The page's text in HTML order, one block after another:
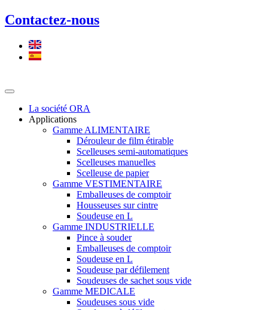
Contactez-nous
La société ORA
Applications
Gamme ALIMENTAIRE
Dérouleur de film étirable
Scelleuses semi-automatiques
Scelleuses manuelles
Scelleuse de papier
Gamme VESTIMENTAIRE
Emballeuses de comptoir
Housseuses sur cintre
Soudeuse en L
Gamme INDUSTRIELLE
Pince à souder
Emballeuses de comptoir
Soudeuse en L
Soudeuse par défilement
Soudeuses de sachet sous vide
Gamme MEDICALE
Soudeuses sous vide